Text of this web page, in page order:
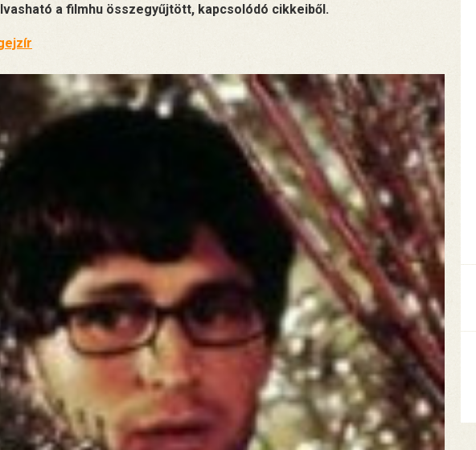
a filmhu összegyűjtött, kapcsolódó cikkeiből.